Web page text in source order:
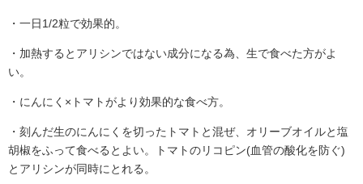
・一日1/2粒で効果的。
・加熱するとアリシンではない成分になる為、生で食べた方がよ
い。
・にんにく×トマトがより効果的な食べ方。
・刻んだ生のにんにくを切ったトマトと混ぜ、オリーブオイルと塩
胡椒をふって食べるとよい。トマトのリコピン(血管の酸化を防ぐ)
とアリシンが同時にとれる。